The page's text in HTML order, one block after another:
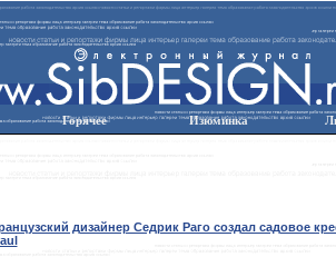
Горячее Изюминка
дизайнер Седрик Раго создал садовое